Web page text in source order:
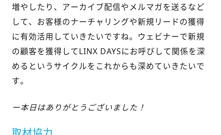
増やしたり、アーカイブ配信やメルマガを送るなど
して、お客様のナーチャリングや新規リードの獲得
に有効活用していきたいですね。ウェビナーで新規
の顧客を獲得してLINX DAYSにお呼びして関係を深
めるというサイクルをこれからも深めていきたいで
す。
ー本日はありがとうございました！